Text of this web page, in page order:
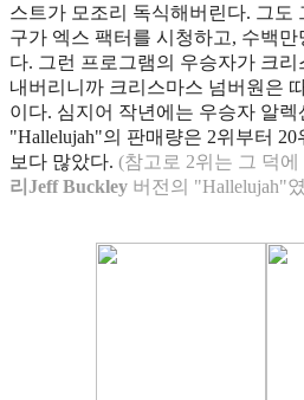
스트가 모조리 독식해버린다. 그도
구가 엑스 팩터를 시청하고, 수백
다. 그런 프로그램의 우승자가 크
내버리니까 크리스마스 넘버원은
이다. 심지어 작년에는 우승자 알
"Hallelujah"의 판매량은 2위부터
보다 많았다. (참고로 2위는 그 덕에
리Jeff Buckley 버전의 "Hallelujah"